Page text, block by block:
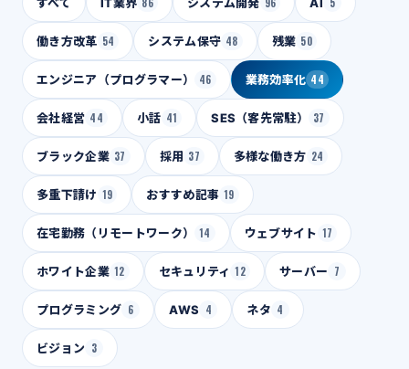
働き方改革 54 システム保守 48 残業 50
エンジニア（プログラマー） 46 業務効率化 44
会社経営 44 小話 41 SES（客先常駐） 37
ブラック企業 37 採用 37 多様な働き方 24
多重下請け 19 おすすめ記事 19
在宅勤務（リモートワーク） 14 ウェブサイト 17
ホワイト企業 12 セキュリティ 12 サーバー 7
プログラミング 6 AWS 4 ネタ 4
ビジョン 3